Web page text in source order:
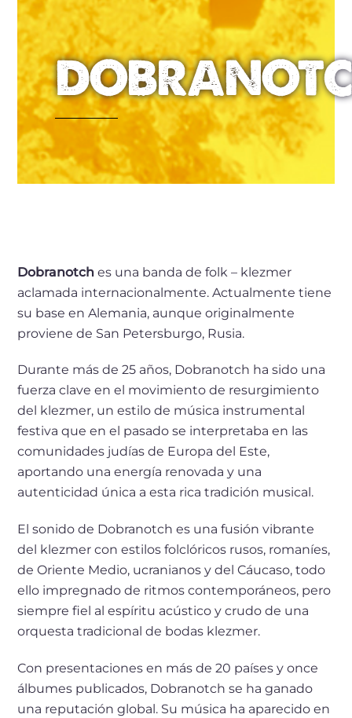
Dobranotches una banda de folk – klezmer
aclamada internacionalmente. Actualmente tiene
su base en Alemania, aunque originalmente
proviene de San Petersburgo, Rusia.
Durante más de 25 años, Dobranotch ha sido una
fuerza clave en el movimiento de resurgimiento
del klezmer, un estilo de música instrumental
festiva que en el pasado se interpretaba en las
comunidades judías de Europa del Este,
aportando una energía renovada y una
autenticidad única a esta rica tradición musical.
El sonido de Dobranotch es una fusión vibrante
del klezmer con estilos folclóricos rusos, romaníes,
de Oriente Medio, ucranianos y del Cáucaso, todo
ello impregnado de ritmos contemporáneos, pero
siempre fiel al espíritu acústico y crudo de una
orquesta tradicional de bodas klezmer.
Con presentaciones en más de 20 países y once
álbumes publicados, Dobranotch se ha ganado
una reputación global. Su música ha aparecido en